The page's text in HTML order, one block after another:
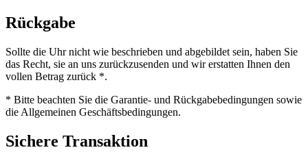
Rückgabe
Sollte die Uhr nicht wie beschrieben und abgebildet sein, haben Sie
das Recht, sie an uns zurückzusenden und wir erstatten Ihnen den
vollen Betrag zurück *.
* Bitte beachten Sie die Garantie- und Rückgabebedingungen sowie
die Allgemeinen Geschäftsbedingungen.
Sichere Transaktion